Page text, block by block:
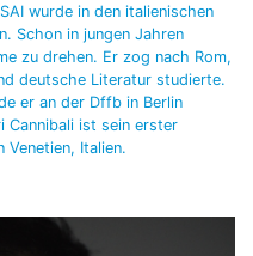
wurde in den italienischen
Schon in jungen Jahren
zu drehen. Er zog nach Rom,
deutsche Literatur studierte.
er an der Dffb in Berlin
Cannibali ist sein erster
Venetien, Italien.